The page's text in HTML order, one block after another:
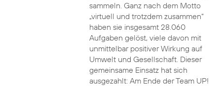
sammeln. Ganz nach dem Motto
„virtuell und trotzdem zusammen“
haben sie insgesamt 28.060
Aufgaben gelöst, viele davon mit
unmittelbar positiver Wirkung auf
Umwelt und Gesellschaft. Dieser
gemeinsame Einsatz hat sich
ausgezahlt: Am Ende der Team UP!